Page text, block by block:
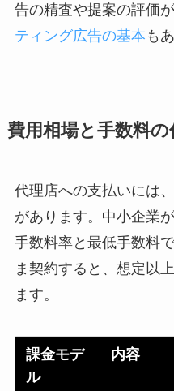
告の精査や提案の評価
ティング広告の基本 も
費用相場と手数料の
代理店への支払いには
があります。中小企業
手数料率と最低手数料
ま契約すると、想定以
ます。
課金モデ
ル
内容